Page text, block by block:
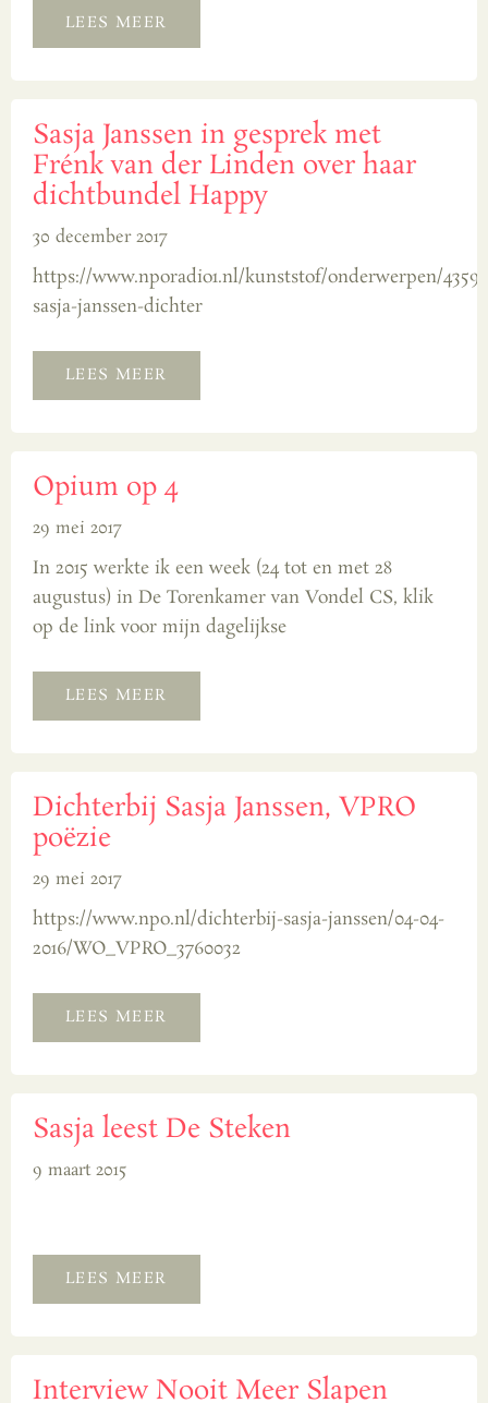
LEES MEER
Sasja Janssen in gesprek met
Frénk van der Linden over haar
dichtbundel Happy
30 december 2017
https://www.nporadio1.nl/kunststof/onderwerpen/
sasja-janssen-dichter
LEES MEER
Opium op 4
29 mei 2017
In 2015 werkte ik een week (24 tot en met 28
augustus) in De Torenkamer van Vondel CS, klik
op de link voor mijn dagelijkse
LEES MEER
Dichterbij Sasja Janssen, VPRO
poëzie
29 mei 2017
https://www.npo.nl/dichterbij-sasja-janssen/04-04-
2016/WO_VPRO_3760032
LEES MEER
Sasja leest De Steken
9 maart 2015
LEES MEER
Interview Nooit Meer Slapen